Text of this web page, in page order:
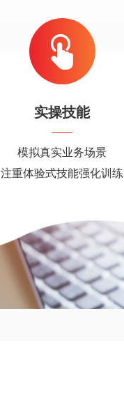
实操技能
模拟真实业务场景
注重体验式技能强化训练